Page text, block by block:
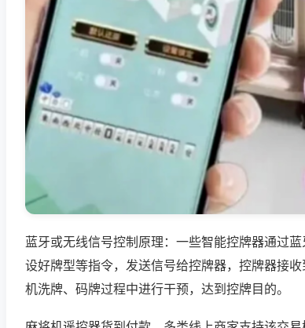
蓝牙或无线信号控制原理：一些智能控牌器通过
设好牌型等指令，发送信号给控牌器，控牌器接
机洗牌、码牌过程中进行干预，达到控牌目的。